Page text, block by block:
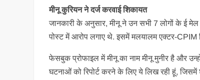
मीनू कुरियन ने दर्ज करवाई शिकायत
जानकारी के अनुसार, मीनू ने उन सभी 7 लोगों के ई
पोस्ट में आरोप लगाए थे. इसमें मलयालम एक्टर-CPIM
फेसबुक प्रोफाइल में मीनू का नाम मीनू मुनीर है और
घटनाओं को रिपोर्ट करने के लिए ये लिख रही हूं,